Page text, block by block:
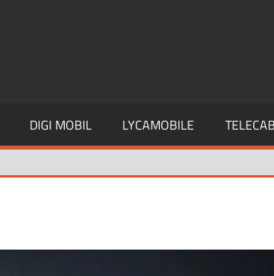
DIGI MOBIL LYCAMOBILE